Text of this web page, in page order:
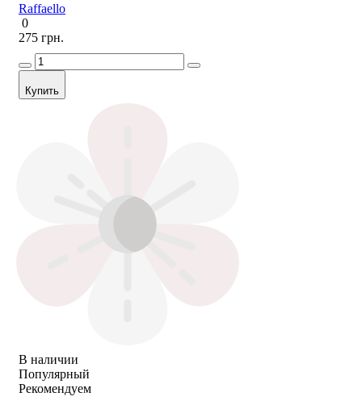
Raffaello
0
275 грн.
Купить
В наличии
Популярный
Рекомендуем